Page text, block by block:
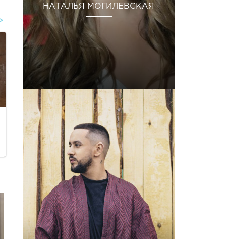
НАТАЛЬЯ МОГИЛЕВСКАЯ